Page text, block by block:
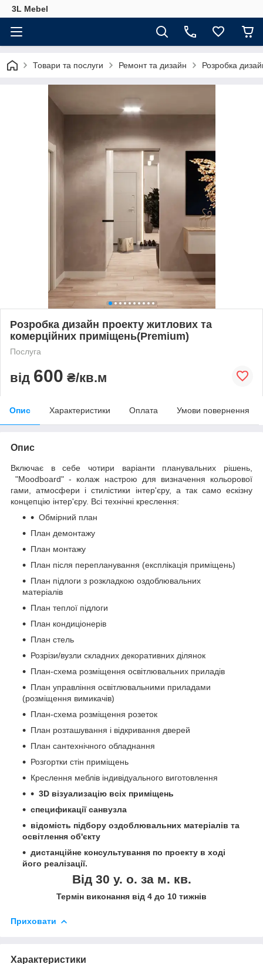
3L Mebel
Товари та послуги Ремонт та дизайн Розробка
Розробка дизайн проекту житлових та
комерційних приміщень(Premium)
Послуга
від 600 ₴/кв.м
Опис Характеристики Оплата Умови повернення
Опис
Включає в себе чотири варіанти планувальних рішень,
"Moodboard" - колаж настрою для визначення кольорової
гами, атмосфери і стилістики інтер'єру, а так само ескізну
концепцію інтер'єру. Всі технічні креслення:
Обмірний план
План демонтажу
План монтажу
План після перепланування (експлікація приміщень)
План підлоги з розкладкою оздоблювальних
матеріалів
План теплої підлоги
План кондиціонерів
План стель
Розрізи/вузли складних декоративних ділянок
План-схема розміщення освітлювальних приладів
План управління освітлювальними приладами
(розміщення вимикачів)
План-схема розміщення розеток
План розташування і відкривання дверей
План сантехнічного обладнання
Розгортки стін приміщень
Креслення меблів індивідуального виготовлення
3D візуализацію всіх приміщень
спецификації санвузла
відомість підбору оздоблювальних матеріалів та
освітлення об'єкту
дистанційне консультування по проекту в ході
його реалізації.
Від 30 у. о. за м. кв.
Термін виконання від 4 до 10 тижнів
Приховати
Характеристики